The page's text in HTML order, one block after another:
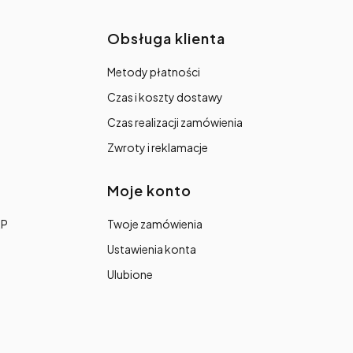
Obsługa klienta
Metody płatności
Czas i koszty dostawy
Czas realizacji zamówienia
Zwroty i reklamacje
Moje konto
Twoje zamówienia
Ustawienia konta
Ulubione